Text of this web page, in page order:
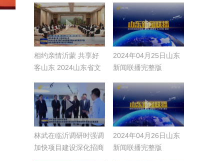
相约亲情沂蒙 共享好
客山东 2024山东省文
在临沂开幕 林武出席
并宣布开幕 周乃翔致
辞
2024年04月25日山东
新闻联播完整版
林武在临沂调研时强调
加快项目建设深化招商
2024年04月26日山东
新闻联播完整版